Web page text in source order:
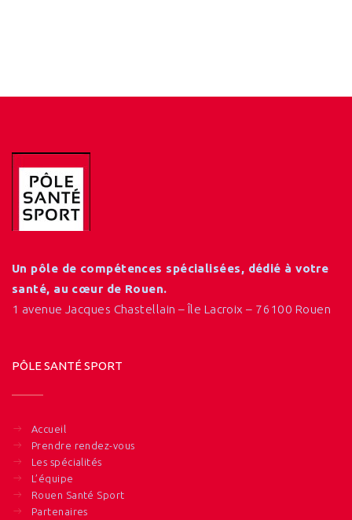
Un pôle de compétences spécialisées, dédié à votre
santé, au cœur de Rouen.
1 avenue Jacques Chastellain – Île Lacroix – 76100 Rouen
PÔLE SANTÉ SPORT
Accueil
Prendre rendez-vous
Les spécialités
L’équipe
Rouen Santé Sport
Partenaires